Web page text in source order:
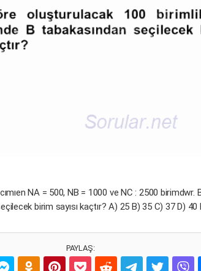
NA = 500, NB = 1000 ve NC : 2500
birim sayısı kaçtır? A) 25 B) 35 C) 37 D) 40
PAYLAŞ: